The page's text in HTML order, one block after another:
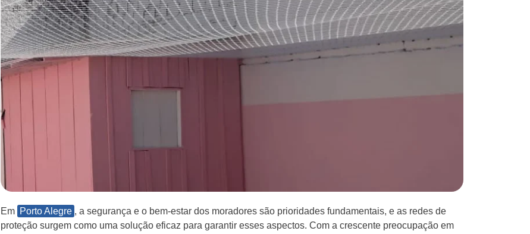
Em Porto Alegre , a segurança e o bem-estar dos moradores são prioridades fundamentais, e as redes de
proteção surgem como uma solução eficaz para garantir esses aspectos. Com a crescente preocupação em